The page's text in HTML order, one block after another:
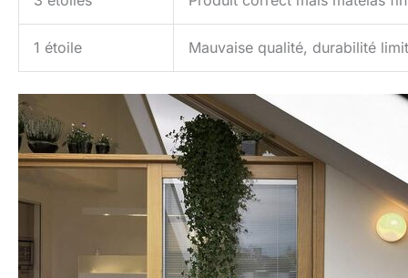
1 étoile Mauvaise qualité, durabilité